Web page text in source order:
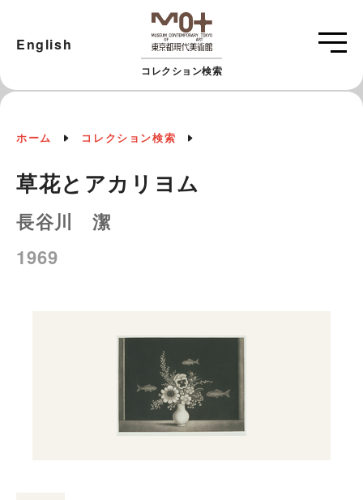
コレクション検索
English
ホーム コレクション検索
草花とアカリヨム
長谷川 潔
1969